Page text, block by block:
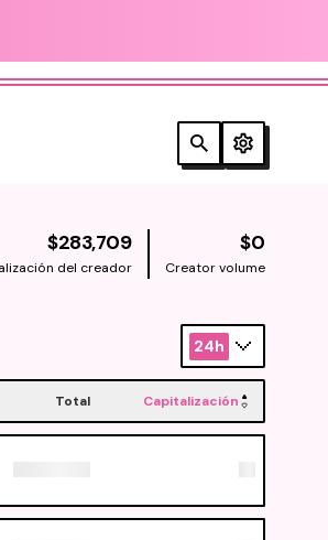
$283,709NATIVE
del creador
$0
Creator volume
24h
Total Capitalización